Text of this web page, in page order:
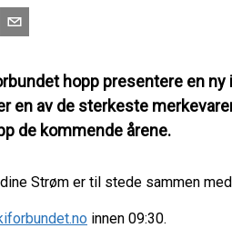
hopp presentere en ny
en av de sterkeste
de kommende årene.
Strøm er til stede sammen
innen 09:30.